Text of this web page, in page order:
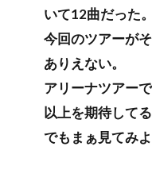
いて12曲だった。
今回のツアーが
ありえない。
アリーナツアー
以上を期待してる
でもまぁ見てみよ